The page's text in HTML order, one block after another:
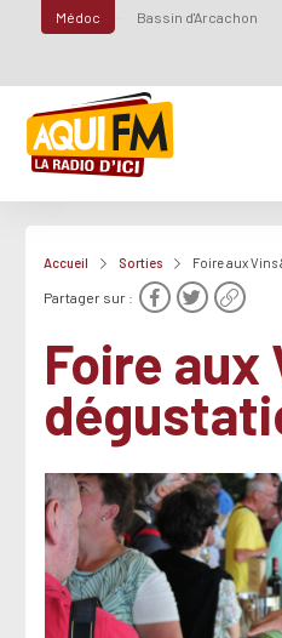
Médoc Bassin d'Arcachon
Accueil Sorties Foire aux
Partager sur :
Foire aux